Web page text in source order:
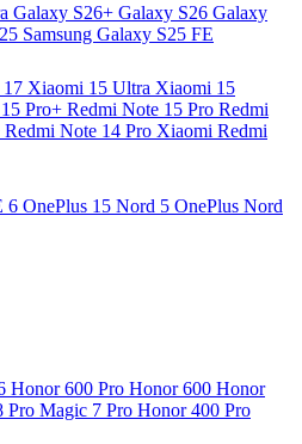
Galaxy S26+ Galaxy S26 Galaxy
Samsung Galaxy S25 FE
Xiaomi 15 Ultra Xiaomi 15
Pro+ Redmi Note 15 Pro Redmi
Redmi Note 14 Pro Xiaomi Redmi
6 OnePlus 15 Nord 5 OnePlus Nord
Honor 600 Pro Honor 600 Honor
Pro Magic 7 Pro Honor 400 Pro